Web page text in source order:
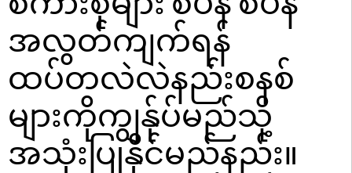
အလွတ်ကျက်ရန်
ထပ်တလဲလဲနည်းစနစ်
များကိုကျွန်ုပ်မည်သို့
အသုံးပြုနိုင်မည်နည်း။